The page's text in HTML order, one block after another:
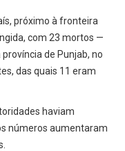
próximo à fronteira
com 23 mortos —
de Punjab, no
das quais 11 eram
haviam
números aumentaram